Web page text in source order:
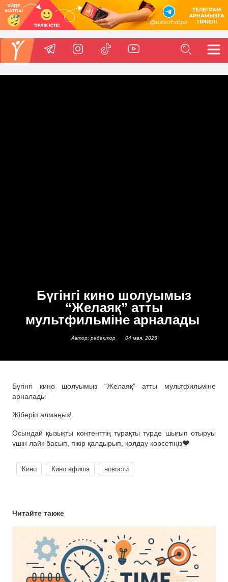
Бүгінгі кино шолуымыз
“Желаяқ” атты
мультфильміне арналады
Автор: редактор 04 мая, 2025
Бүгінгі кино шолуымыз “Желаяқ” атты мультфильміне
арналады
Жіберіп алмаңыз!
Осындай қызықты контенттің тұрақты түрде шығып отыруы
үшін лайк басып, пікір қалдырып, қолдау көрсетіңіз❤
Кино Кино афиша новости
Читайте также